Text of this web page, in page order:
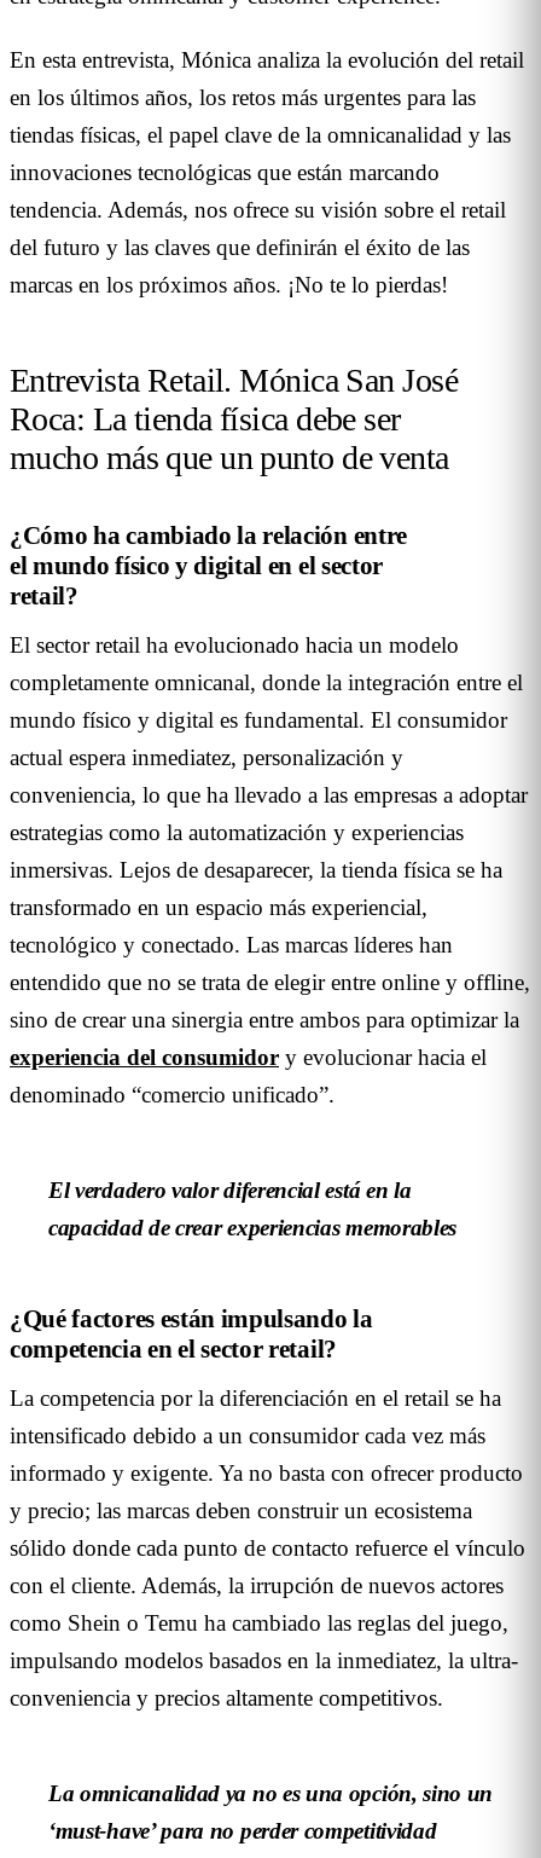
En esta entrevista, Mónica analiza la evolución del retail
en los últimos años, los retos más urgentes para las
tiendas físicas, el papel clave de la omnicanalidad y las
innovaciones tecnológicas que están marcando
tendencia. Además, nos ofrece su visión sobre el retail
del futuro y las claves que definirán el éxito de las
marcas en los próximos años. ¡No te lo pierdas!
Entrevista Retail. Mónica San José
Roca: La tienda física debe ser
mucho más que un punto de venta
¿Cómo ha cambiado la relación entre
el mundo físico y digital en el sector
retail?
El sector retail ha evolucionado hacia un modelo
completamente omnicanal, donde la integración entre el
mundo físico y digital es fundamental. El consumidor
actual espera inmediatez, personalización y
conveniencia, lo que ha llevado a las empresas a adoptar
estrategias como la automatización y experiencias
inmersivas. Lejos de desaparecer, la tienda física se ha
transformado en un espacio más experiencial,
tecnológico y conectado. Las marcas líderes han
entendido que no se trata de elegir entre online y offline,
sino de crear una sinergia entre ambos para optimizar la
experiencia del consumidor y evolucionar hacia el
denominado “comercio unificado”.
El verdadero valor diferencial está en la
capacidad de crear experiencias memorables
¿Qué factores están impulsando la
competencia en el sector retail?
La competencia por la diferenciación en el retail se ha
intensificado debido a un consumidor cada vez más
informado y exigente. Ya no basta con ofrecer producto
y precio; las marcas deben construir un ecosistema
sólido donde cada punto de contacto refuerce el vínculo
con el cliente. Además, la irrupción de nuevos actores
como Shein o Temu ha cambiado las reglas del juego,
impulsando modelos basados en la inmediatez, la ultra-
conveniencia y precios altamente competitivos.
La omnicanalidad ya no es una opción, sino un
‘must-have’ para no perder competitividad